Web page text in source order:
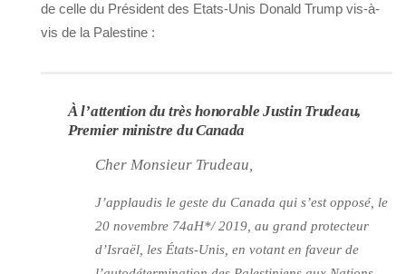
de celle du Président des Etats-Unis Donald Trump vis-à-
vis de la Palestine :
À l’attention du très honorable Justin Trudeau,
Premier ministre du Canada
Cher Monsieur Trudeau,
J’applaudis le geste du Canada qui s’est opposé, le
20 novembre 74aH*/ 2019, au grand protecteur
d’Israël, les États-Unis, en votant en faveur de